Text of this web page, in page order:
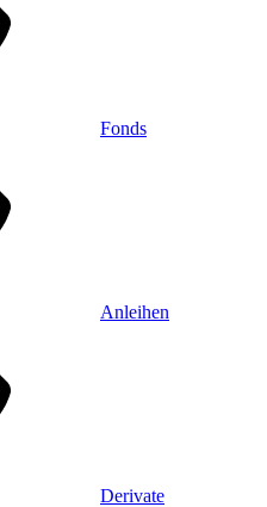
Fonds
Anleihen
Derivate